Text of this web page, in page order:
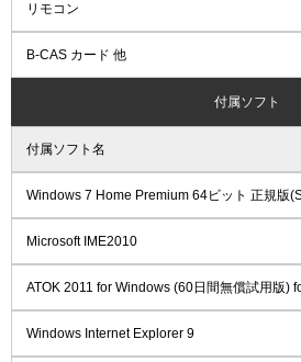
リモコン
B-CAS カード 他
付属ソフト
付属ソフト名
Windows 7 Home Premium 64ビット 正規版
Microsoft IME2010
ATOK 2011 for Windows (60日間無償試用版)
Windows Internet Explorer 9